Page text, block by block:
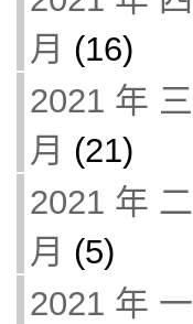
月 (16)
2021 年 三
月 (21)
2021 年 二
月 (5)
2021 年 一